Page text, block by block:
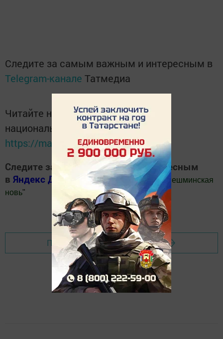
Следите за самым важным и интересным в
Telegram-канале Татмедиа
Читайте новости Татарстана в
национальном мессенджере MАХ:
https://max.ru/tatmedia
Следите за самым важным и интересным
в Яндекс Дзен Телеграм канале"Шешминская
новь"
Добавить Шешминскую новь в Яндекс.Новости
Перейти на страницу новости